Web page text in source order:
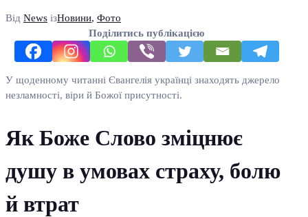
Від News ізНовини, Фото
Поділитись публікацією
У щоденному читанні Євангелія українці знаходять джерело
незламності, віри й Божої присутності.
Як Боже Слово зміцнює
душу в умовах страху, болю
й втрат